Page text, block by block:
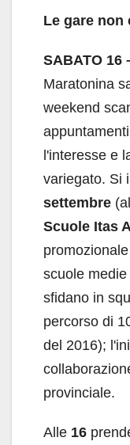
Le gare non
SABATO 16
Maratonina
weekend
l'interesse e
variegato. Si
settembre
Scuole Itas
scuole
sfidano in
percorso di
del 2016);
provinciale.
Alle 16